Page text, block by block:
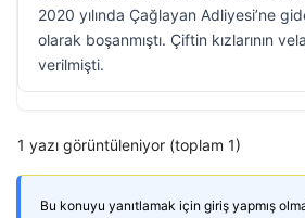
2020 yılında Çağlayan Adliyesi’ne
olarak boşanmıştı. Çiftin kızlarının
verilmişti.
1 yazı görüntüleniyor (toplam 1)
Bu konuyu yanıtlamak için giriş yapmış